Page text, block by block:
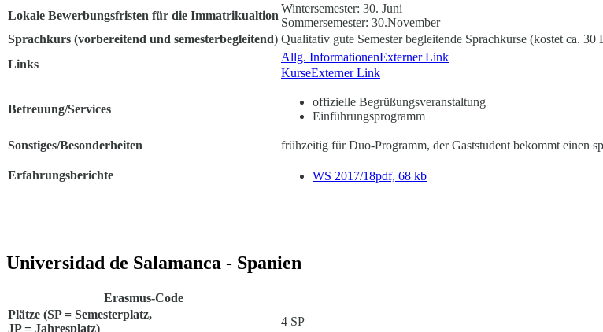
Lokale Bewerbungsfristen für die Immatrikualtion
Wintersemester: 30. Juni
Sommersemester: 30.November
Sprachkurs (vorbereitend und semesterbegleitend) Qualitativ gute Semester begleitende Sprachkurse (kostet ca. 30
Links
Allg. InformationenExterner Link
KurseExterner Link
Betreuung/Services
offizielle Begrüßungsveranstaltung
Einführungsprogramm
Sonstiges/Besonderheiten frühzeitig für Duo-Programm, der Gaststudent bekommt einen
Erfahrungsberichte WS 2017/18pdf, 68 kb
Universidad de Salamanca - Spanien
Erasmus-Code
Plätze (SP = Semesterplatz,
JP = Jahresplatz)
4 SP